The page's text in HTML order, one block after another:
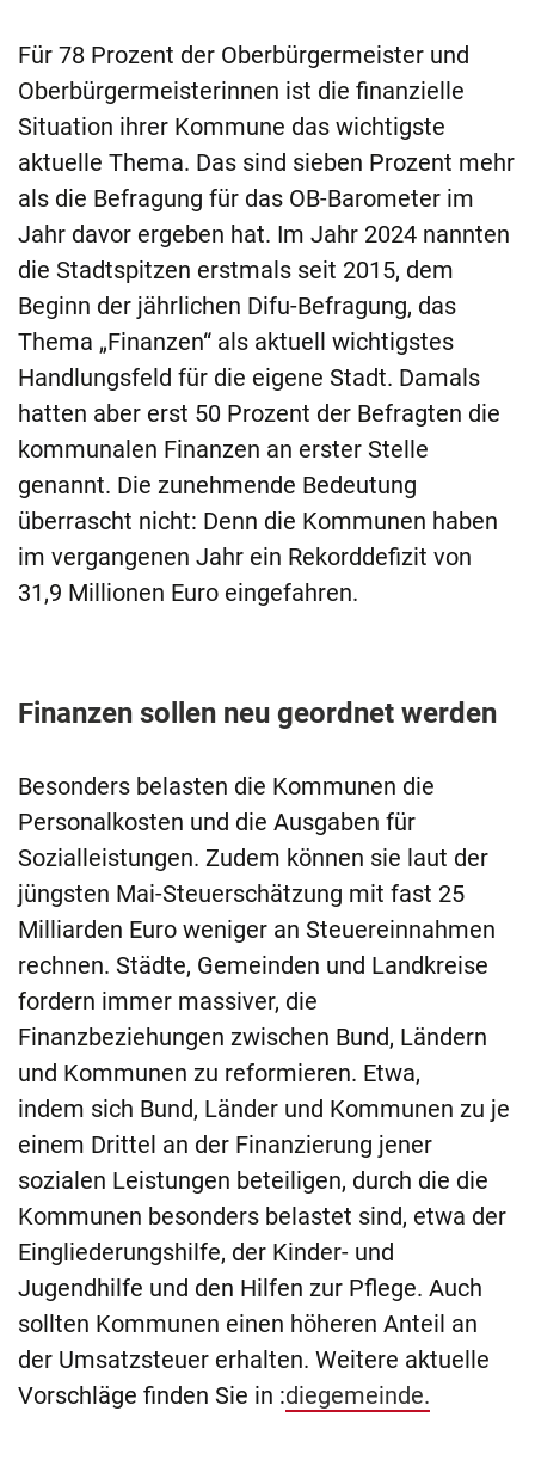
Für 78 Prozent der Oberbürgermeister und
Oberbürgermeisterinnen ist die finanzielle
Situation ihrer Kommune das wichtigste
aktuelle Thema. Das sind sieben Prozent mehr
als die Befragung für das OB-Barometer im
Jahr davor ergeben hat. Im Jahr 2024 nannten
die Stadtspitzen erstmals seit 2015, dem
Beginn der jährlichen Difu-Befragung, das
Thema „Finanzen“ als aktuell wichtigstes
Handlungsfeld für die eigene Stadt. Damals
hatten aber erst 50 Prozent der Befragten die
kommunalen Finanzen an erster Stelle
genannt. Die zunehmende Bedeutung
überrascht nicht: Denn die Kommunen haben
im vergangenen Jahr ein Rekorddefizit von
31,9 Millionen Euro eingefahren.
Finanzen sollen neu geordnet werden
Besonders belasten die Kommunen die
Personalkosten und die Ausgaben für
Sozialleistungen. Zudem können sie laut der
jüngsten Mai-Steuerschätzung mit fast 25
Milliarden Euro weniger an Steuereinnahmen
rechnen. Städte, Gemeinden und Landkreise
fordern immer massiver, die
Finanzbeziehungen zwischen Bund, Ländern
und Kommunen zu reformieren. Etwa,
indem sich Bund, Länder und Kommunen zu je
einem Drittel an der Finanzierung jener
sozialen Leistungen beteiligen, durch die die
Kommunen besonders belastet sind, etwa der
Eingliederungshilfe, der Kinder- und
Jugendhilfe und den Hilfen zur Pflege. Auch
sollten Kommunen einen höheren Anteil an
der Umsatzsteuer erhalten. Weitere aktuelle
Vorschläge finden Sie in :diegemeinde.